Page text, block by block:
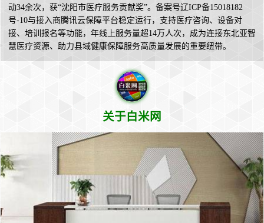
动34余次，获“沈阳市医疗服务贡献奖”。备案号辽ICP备15018182
号-10与接入商腾讯云保障平台稳定运行，支持医疗咨询、设备对
接、培训报名等功能，年线上服务量超14万人次，成为连接东北亚智
慧医疗资源、助力县域健康保障服务高质量发展的重要纽带。
关于白米网